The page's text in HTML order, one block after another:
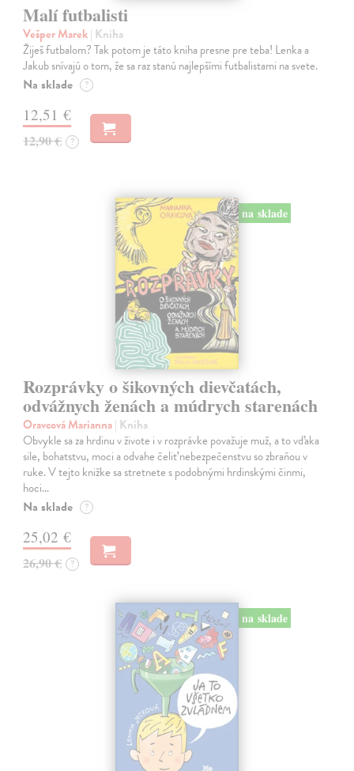
Malí futbalisti
Vešper Marek| Kniha
Žiješ futbalom? Tak potom je táto kniha presne pre teba! Lenka a
Jakub snívajú o tom, že sa raz stanú najlepšími futbalistami na svete.
Na sklade ?
12,51 €
12,90 € ?
na sklade
Rozprávky o šikovných dievčatách,
odvážnych ženách a múdrych starenách
Oravcová Marianna| Kniha
Obvykle sa za hrdinu v živote i v rozprávke považuje muž, a to vďaka
sile, bohatstvu, moci a odvahe čeliť nebezpečenstvu so zbraňou v
ruke. V tejto knižke sa stretnete s podobnými hrdinskými činmi,
hoci…
Na sklade ?
25,02 €
26,90 € ?
na sklade